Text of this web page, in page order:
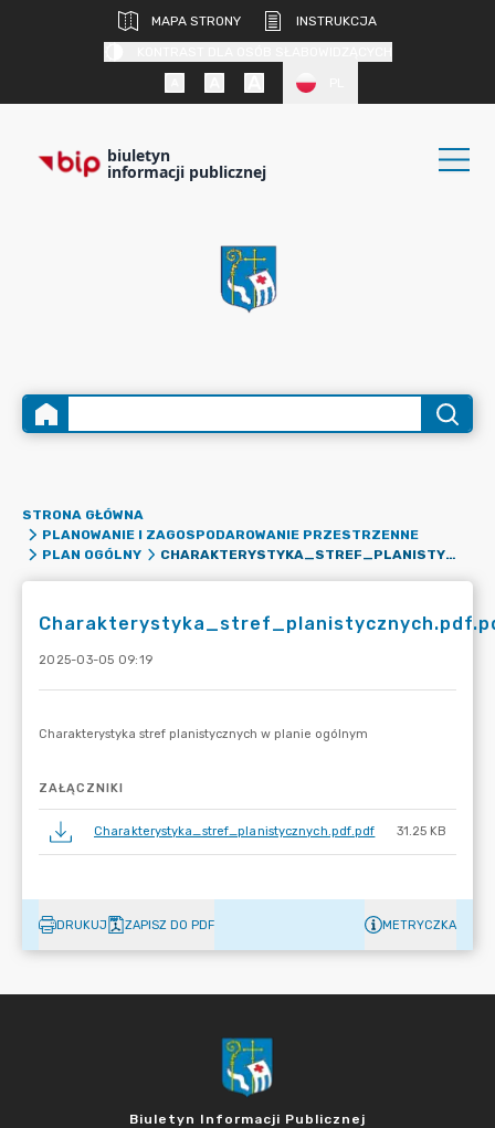
MAPA STRONY
INSTRUKCJA
biuletyn
informacji publicznej
STRONA GŁÓWNA
PLANOWANIE I ZAGOSPODAROWANIE PRZESTRZENNE
PLAN OGÓLNY
CHARAKTERYSTYKA_STREF_PLANISTYCZNYCH.PDF.PDF
2025-03-05 09:19
ZAŁĄCZNIKI
Charakterystyka_stref_planistycznych.pdf.pdf 31.25 KB
DRUKUJ ZAPISZ DO PDF METRYCZKA
Biuletyn Informacji Publicznej